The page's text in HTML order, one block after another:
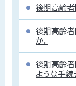
後期高齢者
後期高齢
か。
後期高齢
ような手続